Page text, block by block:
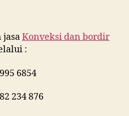
jasaKonveksi dan bordir
:
6854
234 876